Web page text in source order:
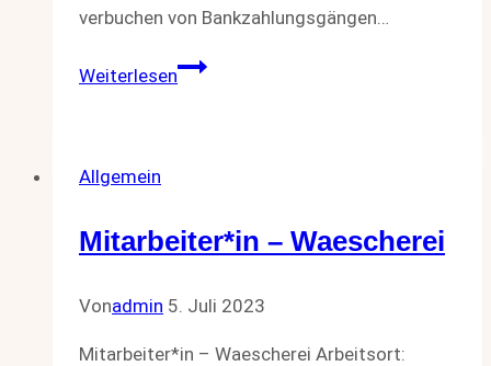
verbuchen von Bankzahlungsgängen…
WeiterlesenBuchhalter
Allgemein
Mitarbeiter*in – Waescherei
Vonadmin 5. Juli 2023
Mitarbeiter*in – Waescherei Arbeitsort: